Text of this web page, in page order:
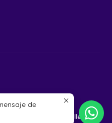
por Jumpseller .
de